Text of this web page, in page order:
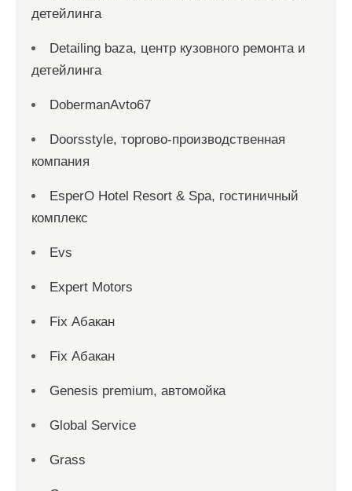
детейлинга
Detailing baza, центр кузовного ремонта и
детейлинга
DobermanAvto67
Doorsstyle, торгово-производственная
компания
EsperO Hotel Resort & Spa, гостиничный
комплекс
Evs
Expert Motors
Fix Абакан
Fix Абакан
Genesis premium, автомойка
Global Service
Grass